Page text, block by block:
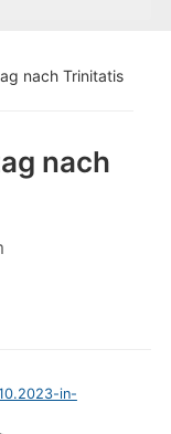
nach Trinitatis
nach
in-